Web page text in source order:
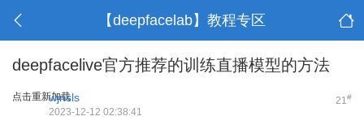
【deepfacelab】教程专区
deepfacelive官方推荐的训练直播模型的方法
点击重新加载 21#
wjnsls
2023-12-12 02:38:41